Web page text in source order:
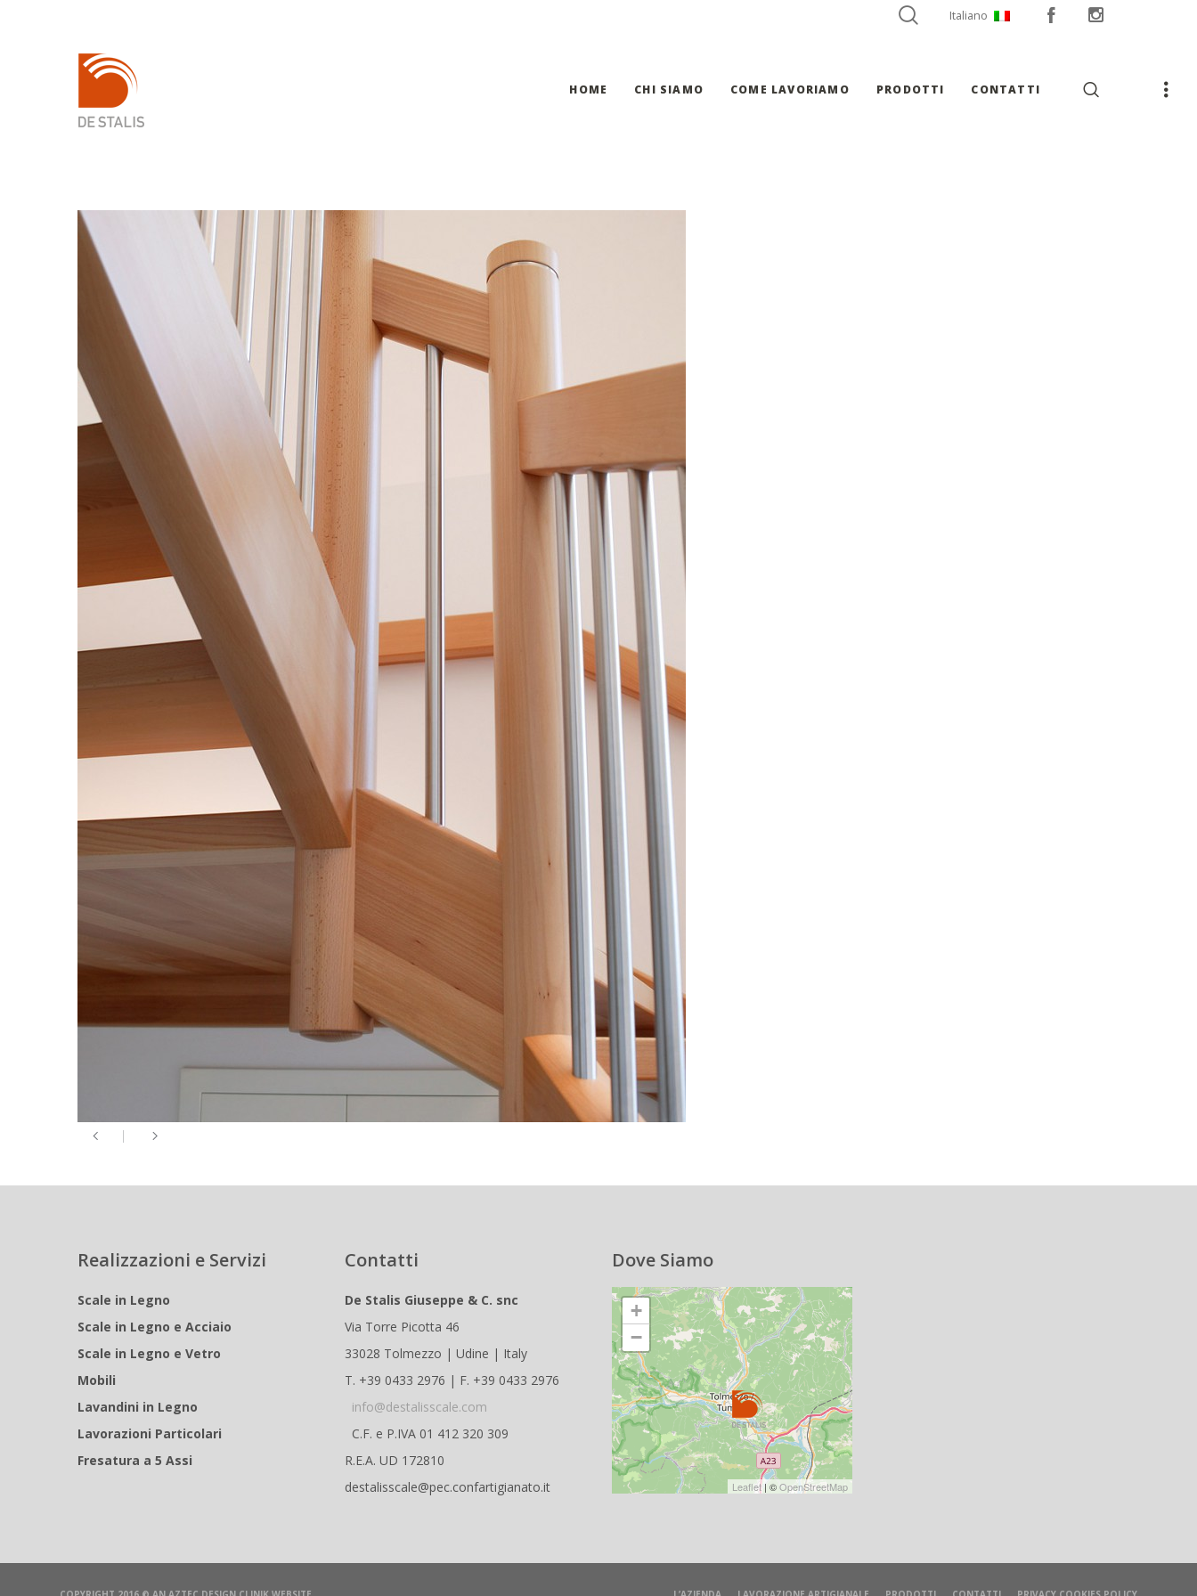
Italiano
HOME CHI SIAMO COME LAVORIAMO PRODOTTI CONTATTI
Realizzazioni e Servizi
Scale in Legno
Scale in Legno e Acciaio
Scale in Legno e Vetro
Mobili
Lavandini in Legno
Lavorazioni Particolari
Fresatura a 5 Assi
Contatti
De Stalis Giuseppe & C. snc
Via Torre Picotta 46
33028 Tolmezzo | Udine | Italy
T. +39 0433 2976 | F. +39 0433 2976
info@destalisscale.com
C.F. e P.IVA 01 412 320 309
R.E.A. UD 172810
destalisscale@pec.confartigianato.it
Dove Siamo
+
−
Leaflet| ©OpenStreetMap